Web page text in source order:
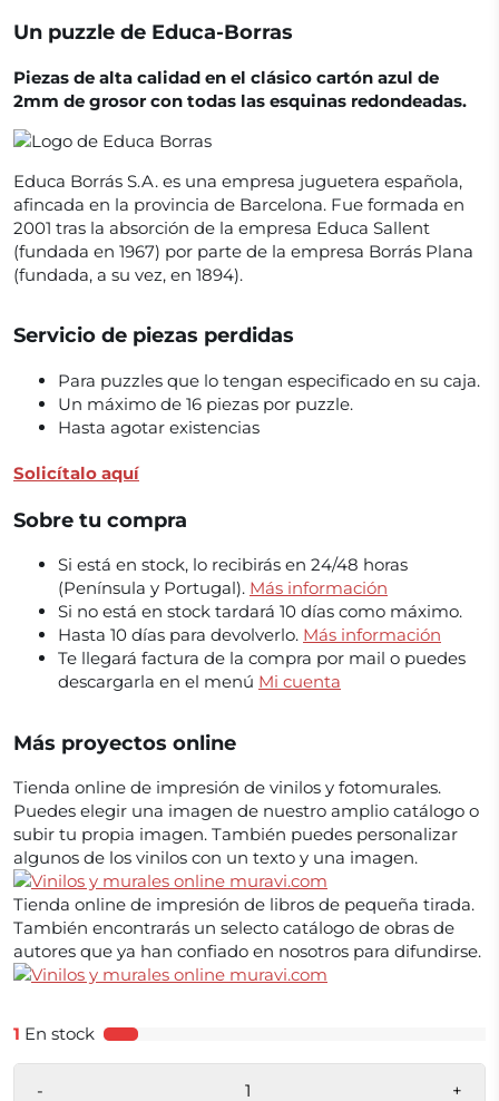
Un puzzle de Educa-Borras
Piezas de alta calidad en el clásico cartón azul de
2mm de grosor con todas las esquinas redondeadas.
Educa Borrás S.A. es una empresa juguetera española,
afincada en la provincia de Barcelona. Fue formada en
2001 tras la absorción de la empresa Educa Sallent
(fundada en 1967) por parte de la empresa Borrás Plana
(fundada, a su vez, en 1894).
Servicio de piezas perdidas
Para puzzles que lo tengan especificado en su caja.
Un máximo de 16 piezas por puzzle.
Hasta agotar existencias
Solicítalo aquí
Sobre tu compra
Si está en stock, lo recibirás en 24/48 horas
(Península y Portugal). Más información
Si no está en stock tardará 10 días como máximo.
Hasta 10 días para devolverlo. Más información
Te llegará factura de la compra por mail o puedes
descargarla en el menú Mi cuenta
Más proyectos online
Tienda online de impresión de vinilos y fotomurales.
Puedes elegir una imagen de nuestro amplio catálogo o
subir tu propia imagen. También puedes personalizar
algunos de los vinilos con un texto y una imagen.
Tienda online de impresión de libros de pequeña tirada.
También encontrarás un selecto catálogo de obras de
autores que ya han confiado en nosotros para difundirse.
1 En stock
- +